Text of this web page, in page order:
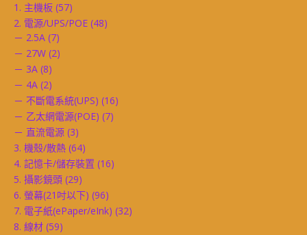
1. 主機板 (57)
2. 電源/UPS/POE (48)
－ 2.5A (7)
－ 27W (2)
－ 3A (8)
－ 4A (2)
－ 不斷電系統(UPS) (16)
－ 乙太網電源(POE) (7)
－ 直流電源 (3)
3. 機殼/散熱 (64)
4. 記憶卡/儲存裝置 (16)
5. 攝影鏡頭 (29)
6. 螢幕(21吋以下) (96)
7. 電子紙(ePaper/eInk) (32)
8. 線材 (59)